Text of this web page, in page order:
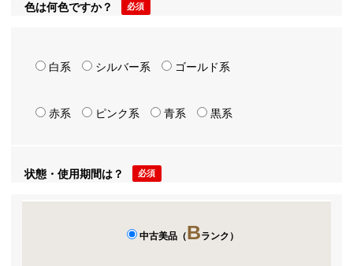
色は何色ですか？ 必須
白系 シルバー系 ゴールド系
赤系 ピンク系 青系 黒系
状態・使用期間は？ 必須
中古美品（Bランク）